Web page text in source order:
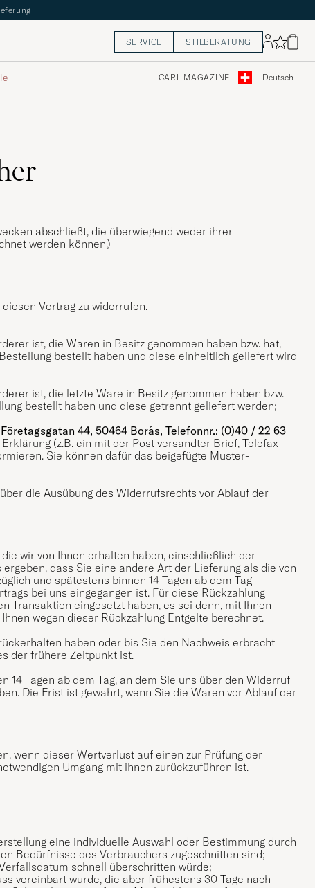
SERVICE STILBERATUNG
CARL MAGAZINE Deutsch
abschließt, die überwiegend weder ihrer
werden können.)
Vertrag zu widerrufen.
ist, die Waren in Besitz genommen haben bzw. hat,
bestellt haben und diese einheitlich geliefert wird
ist, die letzte Ware in Besitz genommen haben bzw.
bestellt haben und diese getrennt geliefert werden;
44, 50464 Borås, Telefonnr.: (0)40 / 22 63
(z.B. ein mit der Post versandter Brief, Telefax
Sie können dafür das beigefügte Muster-
die Ausübung des Widerrufsrechts vor Ablauf der
wir von Ihnen erhalten haben, einschließlich der
dass Sie eine andere Art der Lieferung als die von
und spätestens binnen 14 Tagen ab dem Tag
bei uns eingegangen ist. Für diese Rückzahlung
Transaktion eingesetzt haben, es sei denn, mit Ihnen
wegen dieser Rückzahlung Entgelte berechnet.
haben oder bis Sie den Nachweis erbracht
der frühere Zeitpunkt ist.
Tagen ab dem Tag, an dem Sie uns über den Widerruf
Die Frist ist gewahrt, wenn Sie die Waren vor Ablauf der
wenn dieser Wertverlust auf einen zur Prüfung der
Umgang mit ihnen zurückzuführen ist.
eine individuelle Auswahl oder Bestimmung durch
Bedürfnisse des Verbrauchers zugeschnitten sind;
schnell überschritten würde;
vereinbart wurde, die aber frühestens 30 Tage nach